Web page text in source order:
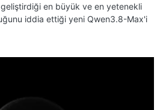
en büyük ve en yetenekli
iddia ettiği yeni Qwen3.8-Max'i